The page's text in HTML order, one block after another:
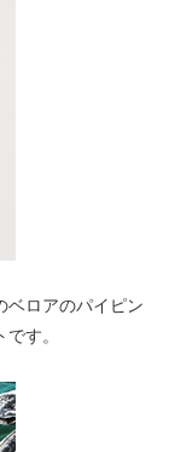
ベロアのパイピン
す。